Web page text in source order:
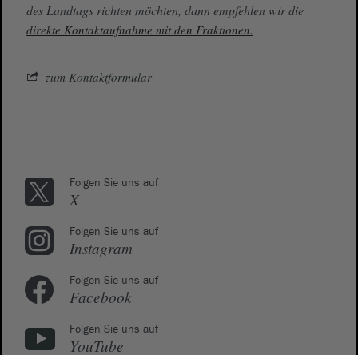
des Landtags richten möchten, dann empfehlen wir die
direkte Kontaktaufnahme mit den Fraktionen.
zum Kontaktformular
Folgen Sie uns auf
X
Folgen Sie uns auf
Instagram
Folgen Sie uns auf
Facebook
Folgen Sie uns auf
YouTube